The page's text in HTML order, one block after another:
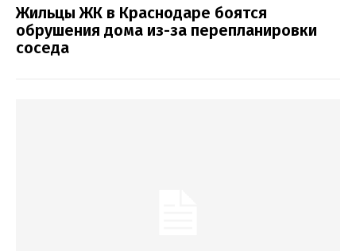
Жильцы ЖК в Краснодаре боятся
обрушения дома из-за перепланировки
соседа